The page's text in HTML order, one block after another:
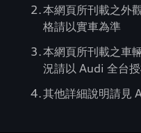
本網頁所刊載之外
格請以實車為準
本網頁所刊載之車
況請以 Audi 全台
其他詳細說明請見